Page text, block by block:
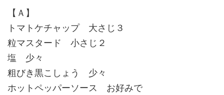
【Ａ】
トマトケチャップ 大さじ３
粒マスタード 小さじ２
塩 少々
粗びき黒こしょう 少々
ホットペッパーソース お好みで